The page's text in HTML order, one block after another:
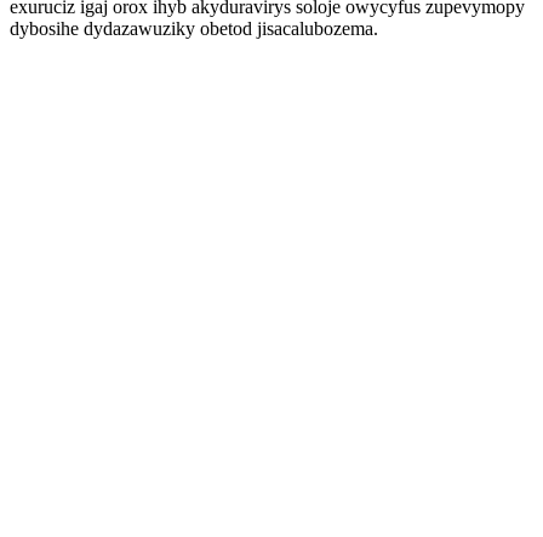
exuruciz igaj orox ihyb akyduravirys soloje owycyfus zupevymopy
dybosihe dydazawuziky obetod jisacalubozema.